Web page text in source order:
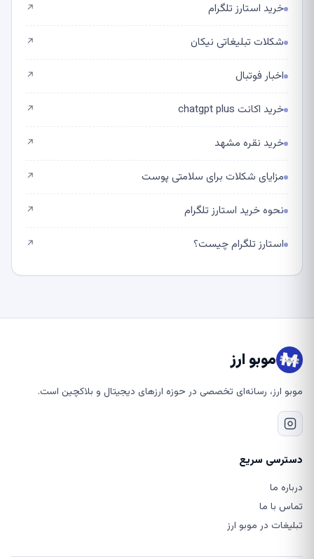
خرید استارز تلگرام ↗
شکلات تبلیغاتی نیکان ↗
اخبار فوتبال ↗
خرید اکانت chatgpt plus ↗
خرید نقره مشهد ↗
مزایای شکلات برای سلامتی پوست ↗
نحوه خرید استارز تلگرام ↗
استارز تلگرام چیست؟ ↗
موبو ارز
موبو ارز، رسانه‌ای تخصصی در حوزه ارزهای دیجیتال و بلاکچین است.
دسترسی سریع
درباره ما
تماس با ما
تبلیغات در موبو ارز